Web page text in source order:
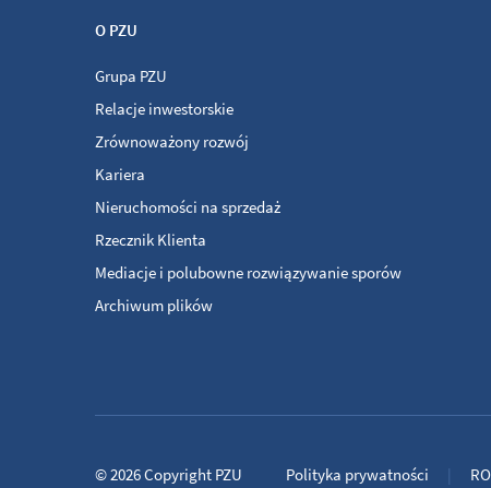
O PZU
Grupa PZU
Relacje inwestorskie
Zrównoważony rozwój
Kariera
Nieruchomości na sprzedaż
Rzecznik Klienta
Mediacje i polubowne rozwiązywanie sporów
Archiwum plików
Polityka prywatności
© 2026Copyright PZU